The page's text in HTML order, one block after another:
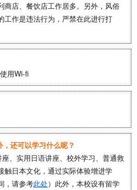
商店、餐饮店工作居多。另外，风俗
工作是违法行为，严禁在此进行打
用Wi-fi
还可以学习什么呢？
、实用日语讲座、校外学习、普通救
触日本文化，通过实际体验增进学
，请参考此处）此外，本校设有留学